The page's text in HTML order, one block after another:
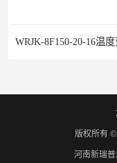
WRJK-8F150-20-16温
版权所有
河南新瑞